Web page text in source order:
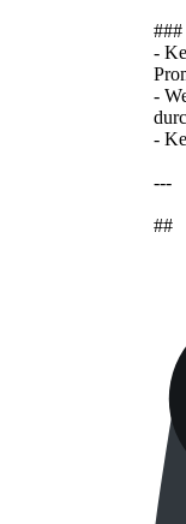
###
-
-
-
---
##